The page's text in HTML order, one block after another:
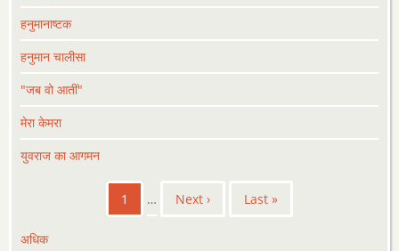
हनुमानाष्टक
हनुमान चालीसा
"जब वो आतीं"
मेरा केमरा
युवराज का आगमन
PaginationCurrent
page
1 …
Next
Next ›
Last
Last »
अधिक